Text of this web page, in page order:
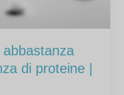
di proteine |